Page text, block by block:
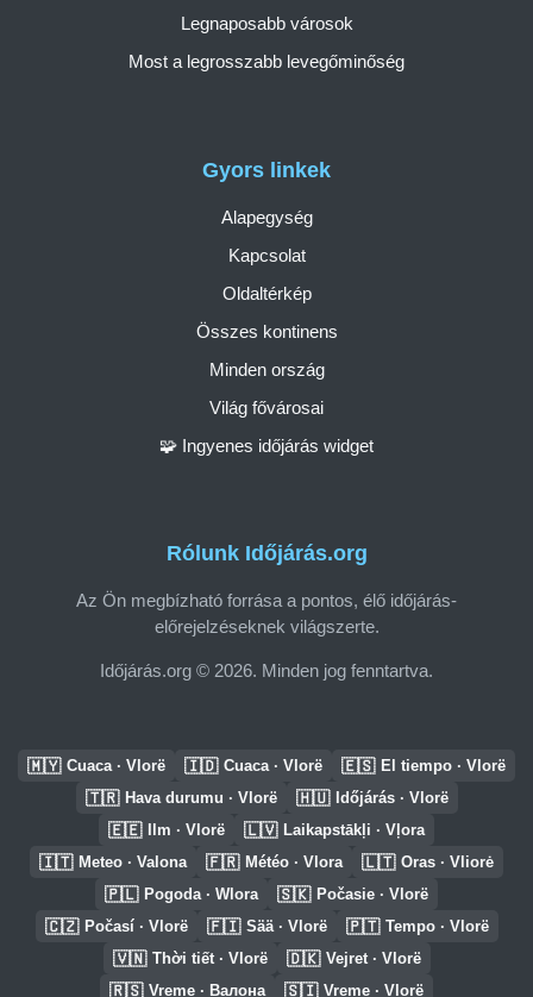
Rólunk Időjárás.org
Az Ön megbízható forrása a pontos, élő időjárás-
előrejelzéseknek világszerte.
Időjárás.org © 2026. Minden jog fenntartva.
Gyors linkek
Alapegység
Kapcsolat
Oldaltérkép
Összes kontinens
Minden ország
Világ fővárosai
🧩 Ingyenes időjárás widget
Legnaposabb városok
Most a legrosszabb levegőminőség
🇲🇾 Cuaca · Vlorë 🇮🇩 Cuaca · Vlorë 🇪🇸 El tiempo · Vlorë
🇹🇷 Hava durumu · Vlorë 🇭🇺 Időjárás · Vlorë
🇪🇪 Ilm · Vlorë 🇱🇻 Laikapstākļi · Vļora
🇮🇹 Meteo · Valona 🇫🇷 Météo · Vlora 🇱🇹 Oras · Vliorė
🇵🇱 Pogoda · Wlora 🇸🇰 Počasie · Vlorë
🇨🇿 Počasí · Vlorë 🇫🇮 Sää · Vlorë 🇵🇹 Tempo · Vlorë
🇻🇳 Thời tiết · Vlorë 🇩🇰 Vejret · Vlorë
🇷🇸 Vreme · Валона 🇸🇮 Vreme · Vlorë